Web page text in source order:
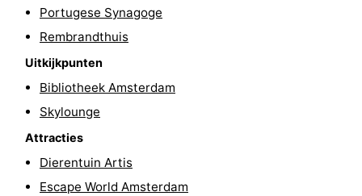
Fietsen
Wandelen
Amusement
Nachtleven
Eten
Winkelen
Portugese Synagoge
Rembrandthuis
Uitkijkpunten
Bibliotheek Amsterdam
Skylounge
Attracties
Dierentuin Artis
Escape World Amsterdam